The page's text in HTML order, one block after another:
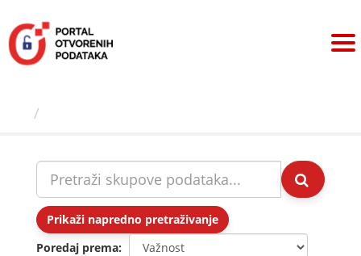
sadržaj
Prikaži napredno pretraživanje
Poredaj prema